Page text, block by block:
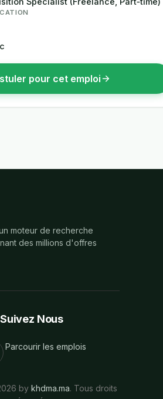
pour cet emploi
moteur de recherche
des millions d'offres
Suivez Nous
Parcourir les emplois
by khdma.ma. Tous droits